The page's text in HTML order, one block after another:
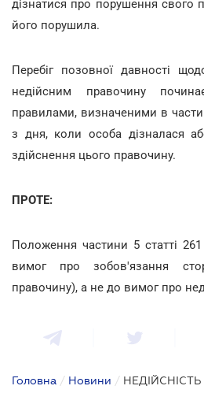
дізнатися про порушення свого
його порушила.
Перебіг позовної давності
недійсним правочину
правилами, визначеними в
з дня, коли особа дізналася
здійснення цього правочину.
ПРОТЕ:
Положення частини 5 статті
вимог про зобов'язання
правочину), а не до вимог про
Головна / Новини /